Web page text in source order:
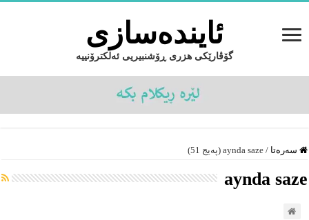
ئایندەسازى
گۆڤارێکی هزری ڕۆشنبیریی ئەلکترۆنییە
سەرەتا / aynda saze (پەیج 51)
aynda saze